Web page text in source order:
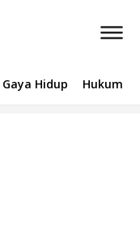
Gaya Hidup Hukum &